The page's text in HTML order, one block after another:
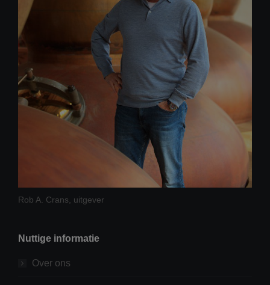
Rob A. Crans, uitgever
Nuttige informatie
Over ons